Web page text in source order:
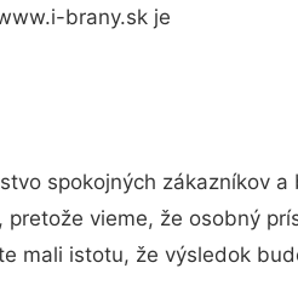
brany.sk je
spokojných zákazníkov
vieme, že osobný
mali istotu, že výsledok